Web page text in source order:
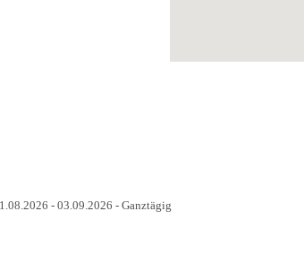
- 03.09.2026 - Ganztägig